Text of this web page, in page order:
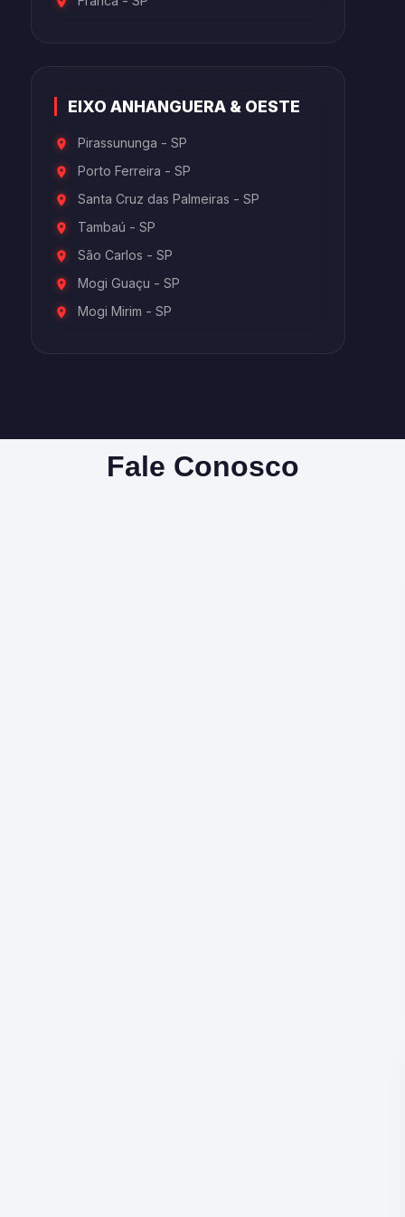
EIXO ANHANGUERA & OESTE
Pirassununga - SP
Porto Ferreira - SP
Santa Cruz das Palmeiras - SP
Tambaú - SP
São Carlos - SP
Mogi Guaçu - SP
Mogi Mirim - SP
Fale Conosco